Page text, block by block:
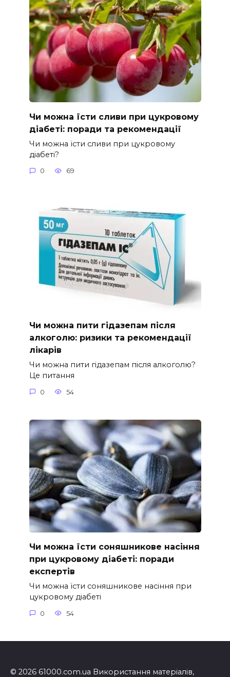
Чи можна їсти сливи при цукровому
діабеті: поради та рекомендації
Чи можна їсти сливи при цукровому
діабеті?
0 69
Чи можна пити гідазепам після
алкоголю: ризики та рекомендації
лікарів
Чи можна пити гідазепам після алкоголю?
Це питання
0 54
Чи можна їсти соняшникове насіння
при цукровому діабеті: поради
експертів
Чи можна їсти соняшникове насіння при
цукровому діабеті
0 54
© 2026 61000.com.ua Використання матеріалів,